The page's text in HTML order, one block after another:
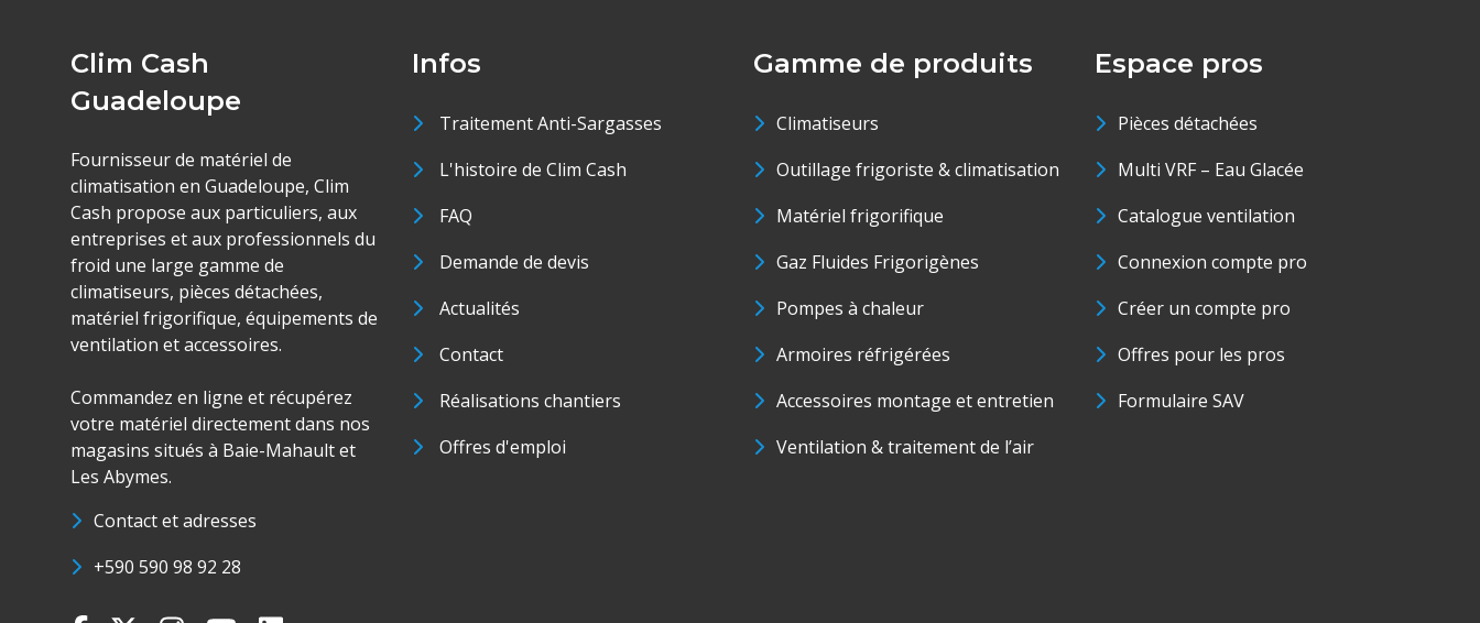
Clim Cash
Guadeloupe
Fournisseur de matériel de
climatisation en Guadeloupe, Clim
Cash propose aux particuliers, aux
entreprises et aux professionnels du
froid une large gamme de
climatiseurs, pièces détachées,
matériel frigorifique, équipements de
ventilation et accessoires.
Commandez en ligne et récupérez
votre matériel directement dans nos
magasins situés à Baie-Mahault et
Les Abymes.
Contact et adresses
+590 590 98 92 28
Infos
Traitement Anti-Sargasses
L'histoire de Clim Cash
FAQ
Demande de devis
Actualités
Contact
Réalisations chantiers
Offres d'emploi
Gamme de produits
Climatiseurs
Outillage frigoriste & climatisation
Matériel frigorifique
Gaz Fluides Frigorigènes
Pompes à chaleur
Armoires réfrigérées
Accessoires montage et entretien
Ventilation & traitement de l’air
Espace pros
Pièces détachées
Multi VRF – Eau Glacée
Catalogue ventilation
Connexion compte pro
Créer un compte pro
Offres pour les pros
Formulaire SAV